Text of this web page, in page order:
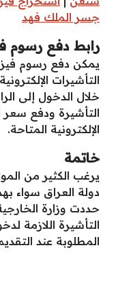
جسر الملك فهد
رابط دفع رسوم
يمكن دفع رسوم
التأشيرات
خلال الدخول إلى
التأشيرة ودفع
الإلكترونية المتاحة.
خاتمة
يرغب الكثير من
دولة العراق سواء
حددت وزارة
التأشيرة اللازمة
المطلوبة عند